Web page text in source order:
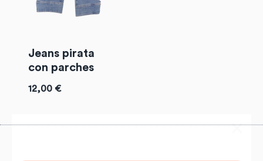
Jeans pirata
con parches
12,00 €
SUSCRÍBETE A LA